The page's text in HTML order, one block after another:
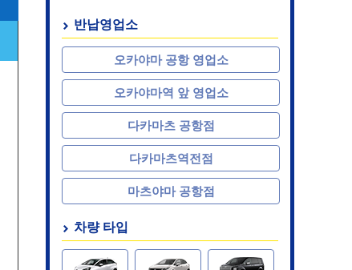
반납영업소
오카야마 공항 영업소
오카야마역 앞 영업소
다카마츠 공항점
다카마츠역전점
마츠야마 공항점
차량 타입